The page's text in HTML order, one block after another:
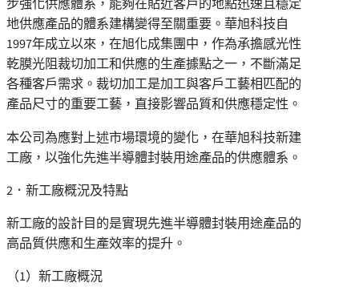
步強化供應體系，能夠在貼近客戶的地點迅速且穩定
地供應產品的體系建構變得至關重要。華旭科技自
1997年成立以來，在旭化成集團中，作為承擔感光性
乾膜光阻裁切加工和供應的生產據點之一，不斷滿足
各種客戶需求。裁切加工是加工與客戶工藝相匹配的
產品尺寸的重要工藝，直接影響品質和供應穩定性。
本公司為應對上述市場環境的變化，在華旭科技新建
工廠，以強化先進半導體封裝用途產品的供應體系。
2．新工廠概況及特點
新工廠的設計目的是實現先進半導體封裝用途產品的
高品質供應和生產效率的提升。
（1）新工廠概況